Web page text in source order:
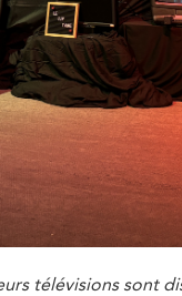
télévisions sont